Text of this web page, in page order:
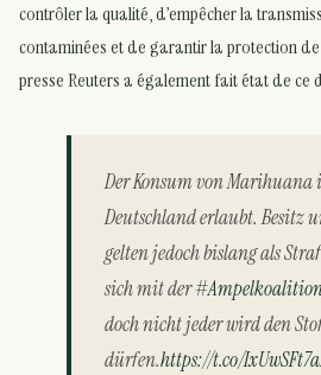
contrôler la qualité, d’empêcher la
contaminées et de garantir la protection de
presse Reuters a également fait état de ce
Der Konsum von Marihuana
Deutschland erlaubt. Besitz
gelten jedoch bislang als
sich mit der
doch nicht jeder wird den
dürfen.https://t.co/